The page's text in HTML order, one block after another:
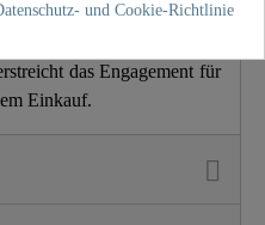
wird langfristige
das Engagement für
Einkauf.
und Cookie-Richtlinie